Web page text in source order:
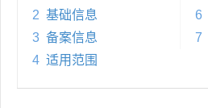
2 基础信息
3 备案信息
4 适用范围
6
7